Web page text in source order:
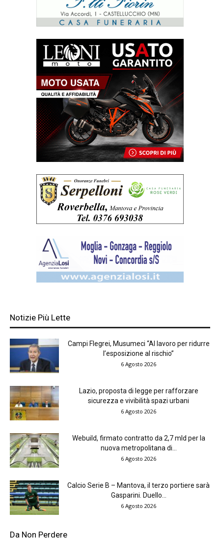
Notizie Più Lette
Campi Flegrei, Musumeci “Al lavoro per ridurre
l’esposizione al rischio”
6 Agosto 2026
Lazio, proposta di legge per rafforzare
sicurezza e vivibilità spazi urbani
6 Agosto 2026
Webuild, firmato contratto da 2,7 mld per la
nuova metropolitana di...
6 Agosto 2026
Calcio Serie B – Mantova, il terzo portiere sarà
Gasparini. Duello...
6 Agosto 2026
Da Non Perdere